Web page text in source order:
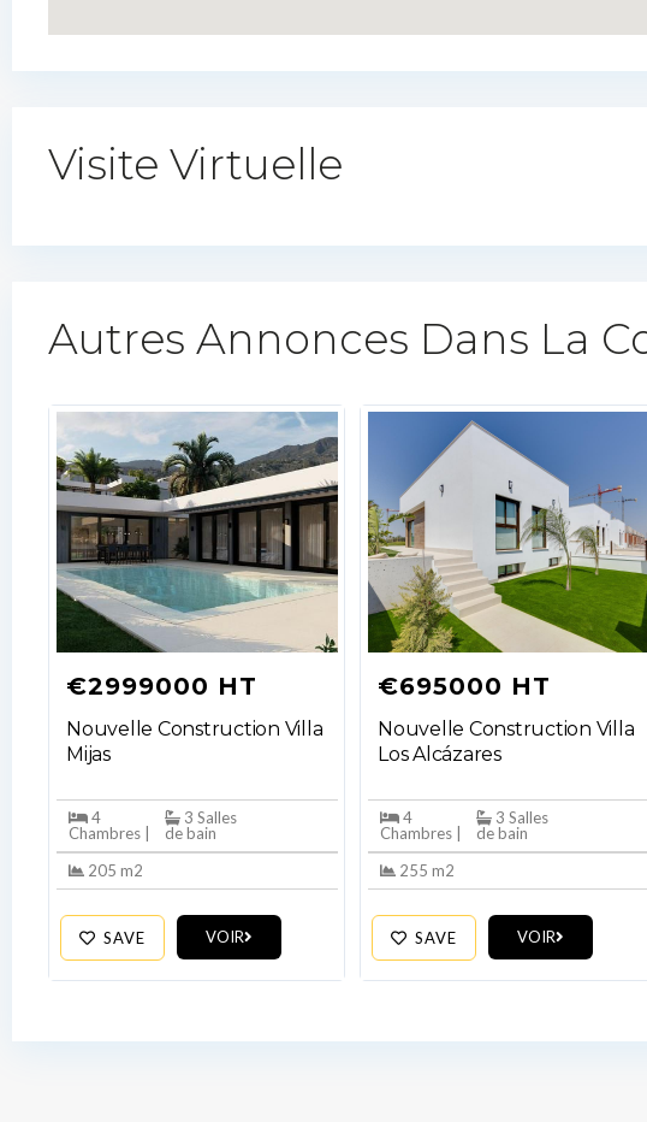
Visite Virtuelle
Autres Annonces Dans La
€2999000 HT
Nouvelle Construction Villa
Mijas
4
Chambres |
3 Salles
de bain
205 m2
SAVE VOIR
€695000 HT
Nouvelle Construction Villa
Los Alcázares
4
Chambres |
3 Salles
de bain
255 m2
SAVE VOIR